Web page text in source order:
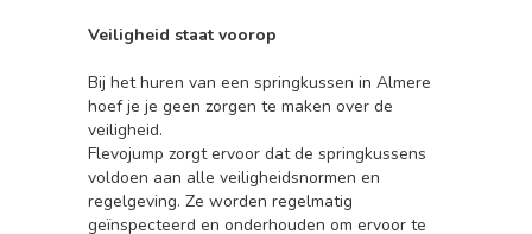
Veiligheid staat voorop
Bij het huren van een springkussen in Almere
hoef je je geen zorgen te maken over de
veiligheid.
Flevojump zorgt ervoor dat de springkussens
voldoen aan alle veiligheidsnormen en
regelgeving. Ze worden regelmatig
geïnspecteerd en onderhouden om ervoor te